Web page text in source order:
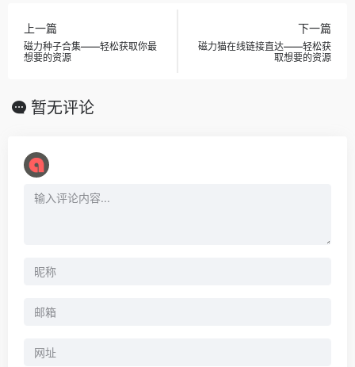
上一篇
磁力种子合集——轻松获取你最
想要的资源
下一篇
磁力猫在线链接直达——轻松获
取想要的资源
暂无评论